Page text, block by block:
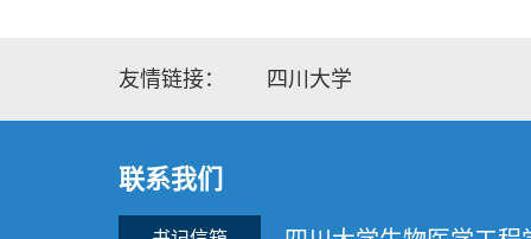
友情链接： 四川大学
联系我们